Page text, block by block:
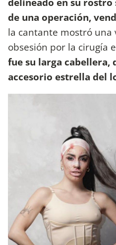
de una operación,
la cantante mostró una
obsesión por la cirugía
fue su larga cabellera,
accesorio estrella del